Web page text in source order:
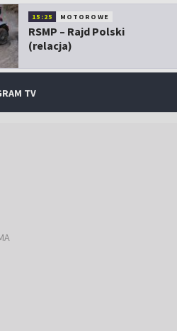
15:25 MOTOROWE
RSMP – Rajd Polski
(relacja)
TV